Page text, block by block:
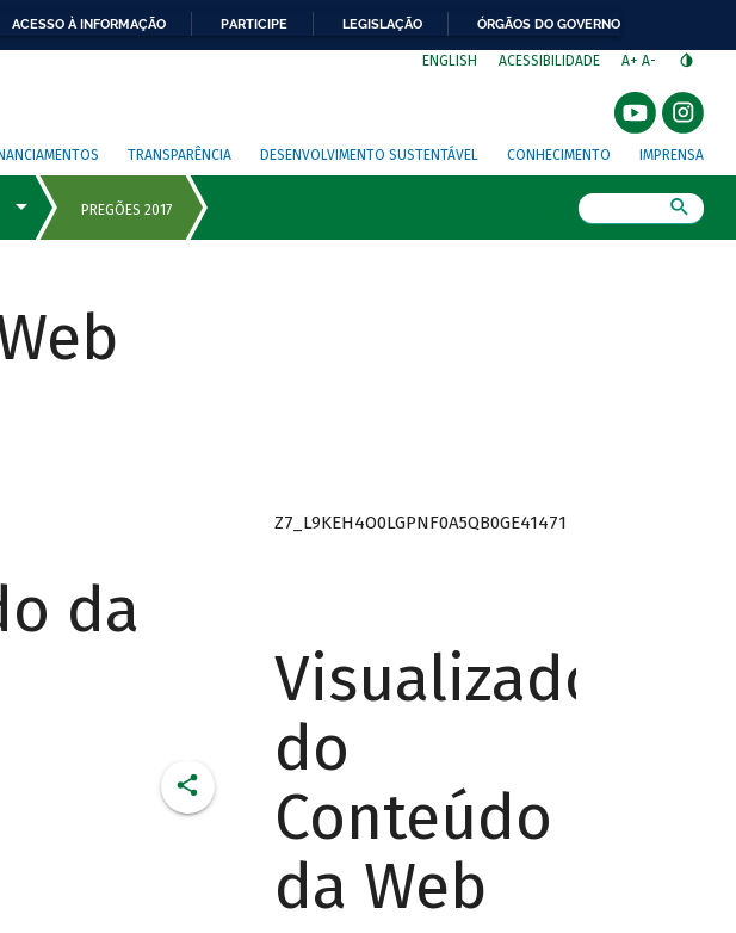
ACESSO À INFORMAÇÃO PARTICIPE LEGISLAÇÃO ÓRGÃOS DO GOVERNO
ENGLISH ACESSIBILIDADE A+ A-
TRANSPARÊNCIA DESENVOLVIMENTO SUSTENTÁVEL CONHECIMENTO IMPRENSA
da
Z7_L9KEH4O0LGPNF0A5QB0GE41471
Visualizador
do
Conteúdo
da Web